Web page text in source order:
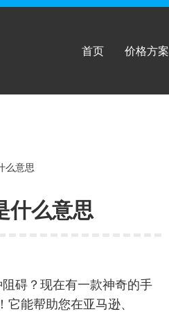
首页 价格方案
么意思
什么意思
碍？现在有一款神奇的手
能帮助您在亚马逊、